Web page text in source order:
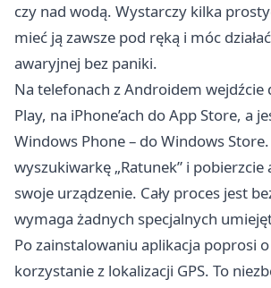
czy nad wodą. Wystarczy kilka
mieć ją zawsze pod ręką i móc
awaryjnej bez paniki.
Na telefonach z Androidem wejdźcie
Play, na iPhone’ach do App Store, a
Windows Phone – do Windows
wyszukiwarkę „Ratunek” i pobierzcie
swoje urządzenie. Cały proces jest
wymaga żadnych specjalnych
Po zainstalowaniu aplikacja poprosi
korzystanie z lokalizacji GPS. To